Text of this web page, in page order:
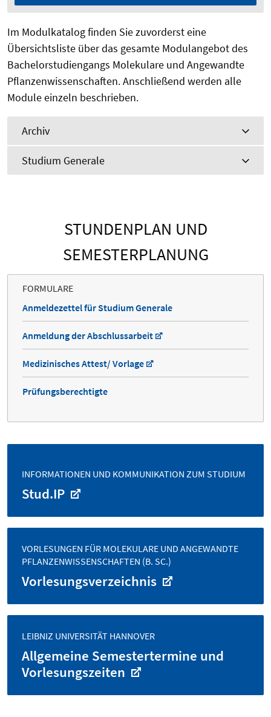
Im Modulkatalog finden Sie zuvorderst eine
Übersichtsliste über das gesamte Modulangebot des
Bachelorstudiengangs Molekulare und Angewandte
Pflanzenwissenschaften. Anschließend werden alle
Module einzeln beschrieben.
Archiv
Studium Generale
STUNDENPLAN UND
SEMESTERPLANUNG
FORMULARE
Anmeldezettel für Studium Generale
Anmeldung der Abschlussarbeit
Medizinisches Attest/ Vorlage
Prüfungsberechtigte
INFORMATIONEN UND KOMMUNIKATION ZUM STUDIUM
Stud.IP
VORLESUNGEN FÜR MOLEKULARE UND ANGEWANDTE
PFLANZENWISSENSCHAFTEN (B. SC.)
Vorlesungsverzeichnis
LEIBNIZ UNIVERSITÄT HANNOVER
Allgemeine Semestertermine und
Vorlesungszeiten